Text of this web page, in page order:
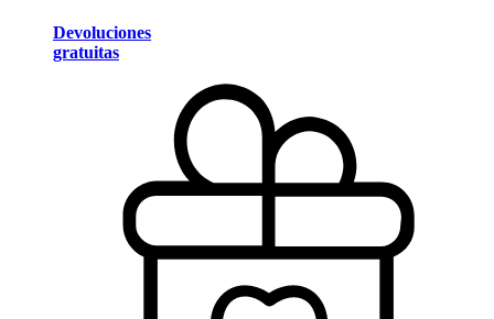
Devoluciones
gratuitas